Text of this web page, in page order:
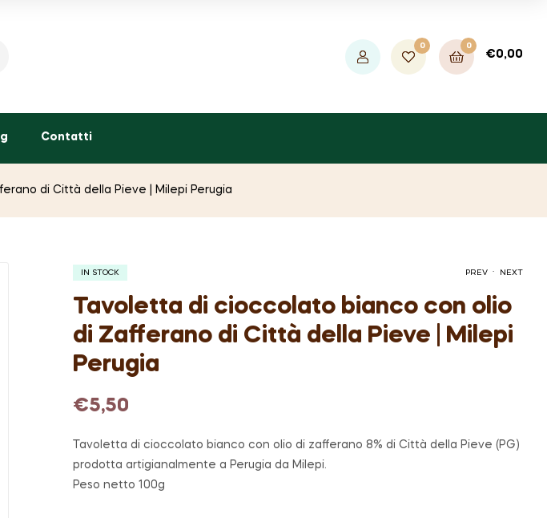
0 0
€0,00
Contatti
di Città della Pieve | Milepi Perugia
PREV
€5,50
. NEXT
€5,50
IN STOCK
Tavoletta di cioccolato bianco con olio
di Zafferano di Città della Pieve | Milepi
Perugia
€5,50
Tavoletta di cioccolato bianco con olio di zafferano 8% di Città della Pieve (PG)
prodotta artigianalmente a Perugia da Milepi.
Peso netto 100g